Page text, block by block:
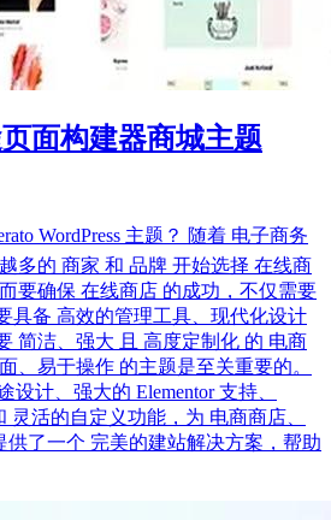
面构建器商城主题
WordPress 主题？ 随着 电子商务
多的 商家 和 品牌 开始选择 在线商
要确保 在线商店 的成功，不仅需要
具备 高效的管理工具、现代化设计
简洁、强大 且 高度定制化 的 电商
、易于操作 的主题是至关重要的。
设计、强大的 Elementor 支持、
灵活的自定义功能，为 电商商店、
供了一个 完美的建站解决方案，帮助